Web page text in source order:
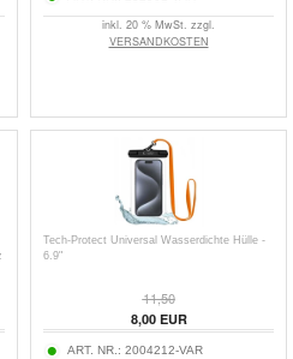
inkl. 20 % MwSt. zzgl.
VERSANDKOSTEN
Tech-Protect Universal Wasserdichte Hülle -
6.9"
11,50
8,00EUR
ART. NR.: 2004212-VAR